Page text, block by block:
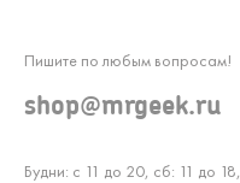
Будни: с 11 до 20, сб: 11 до
Пишите по любым вопросам!
shop@mrgeek.ru